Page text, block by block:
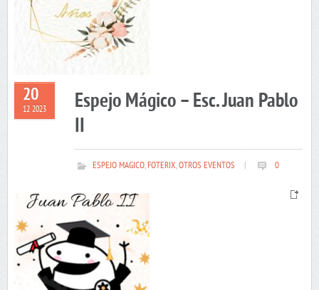
20
12 2023
Espejo Mágico – Esc. Juan Pablo
II
ESPEJO MAGICO,FOTERIX,OTROS EVENTOS 0